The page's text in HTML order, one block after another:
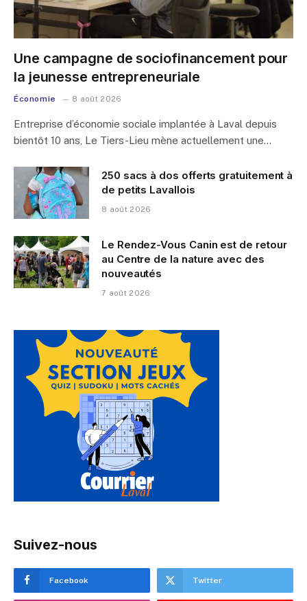
Une campagne de sociofinancement pour
la jeunesse entrepreneuriale
Économie 8 août 2026
Entreprise d’économie sociale implantée à Laval depuis
bientôt 10 ans, Le Tiers-Lieu mène actuellement une…
250 sacs à dos offerts gratuitement à
de petits Lavallois
8 août 2026
Le Rendez-Vous Canin est de retour
au Centre de la nature avec des
nouveautés
7 août 2026
Suivez-nous
Facebook Twitter